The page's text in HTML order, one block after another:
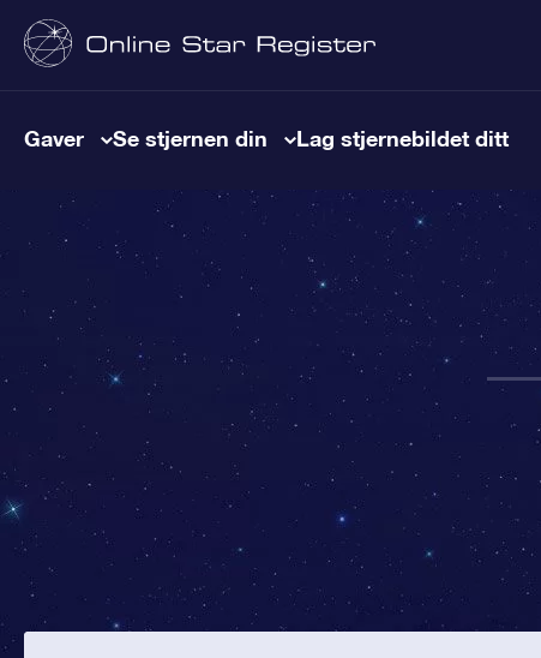
Gaver Se stjernen din Lag stjernebildet ditt